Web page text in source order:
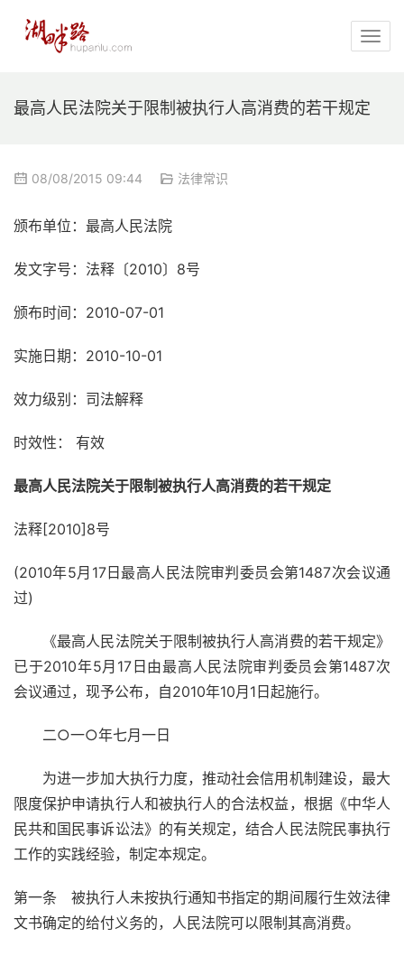
最高人民法院关于限制被执行人高消费的若干规定
08/08/2015 09:44 法律常识
颁布单位： 最高人民法院
发文字号： 法释〔2010〕8号
颁布时间： 2010-07-01
实施日期： 2010-10-01
效力级别： 司法解释
时效性： 有效
最高人民法院关于限制被执行人高消费的若干规定
法释[2010]8号
(2010年5月17日最高人民法院审判委员会第1487次会议通
过)
《最高人民法院关于限制被执行人高消费的若干规定》
已于2010年5月17日由最高人民法院审判委员会第1487次
会议通过，现予公布，自2010年10月1日起施行。
二○一○年七月一日
为进一步加大执行力度，推动社会信用机制建设，最大
限度保护申请执行人和被执行人的合法权益，根据《中华人
民共和国民事诉讼法》的有关规定，结合人民法院民事执行
工作的实践经验，制定本规定。
第一条 被执行人未按执行通知书指定的期间履行生效法律
文书确定的给付义务的，人民法院可以限制其高消费。